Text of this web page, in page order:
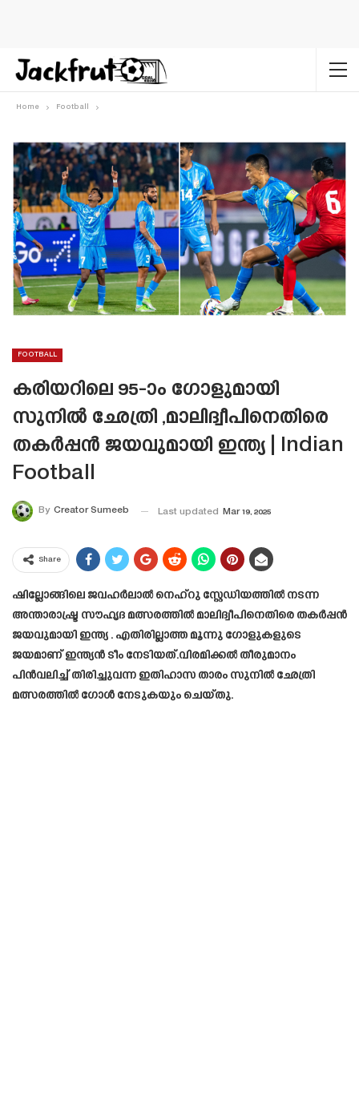
Home Football
FOOTBALL
കരിയറിലെ 95-ാം ഗോളുമായി
സുനിൽ ഛേത്രി ,മാലിദ്വീപിനെതിരെ
തകർപ്പൻ ജയവുമായി ഇന്ത്യ | Indian
Football
By Creator Sumeeb Last updated Mar 19, 2025
Share
ഷില്ലോങ്ങിലെ ജവഹർലാൽ നെഹ്‌റു സ്റ്റേഡിയത്തിൽ നടന്ന
അന്താരാഷ്ട്ര സൗഹൃദ മത്സരത്തിൽ മാലിദ്വീപിനെതിരെ തകർപ്പൻ
ജയവുമായി ഇന്ത്യ . എതിരില്ലാത്ത മൂന്നു ഗോളുകളുടെ
ജയമാണ് ഇന്ത്യൻ ടീം നേടിയത്.വിരമിക്കൽ തീരുമാനം
പിൻവലിച്ച് തിരിച്ചുവന്ന ഇതിഹാസ താരം സുനിൽ ഛേത്രി
മത്സരത്തിൽ ഗോൾ നേടുകയും ചെയ്തു.